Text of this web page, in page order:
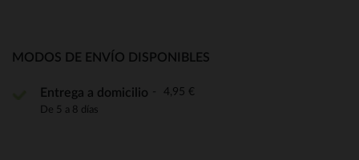
MODOS DE ENVÍO DISPONIBLES
Entrega a domicilio 4,95 €
De 5 a 8 días